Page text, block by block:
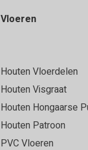
Vloeren
Houten Vloerdelen
Houten Visgraat
Houten Hongaarse
Houten Patroon
PVC Vloeren